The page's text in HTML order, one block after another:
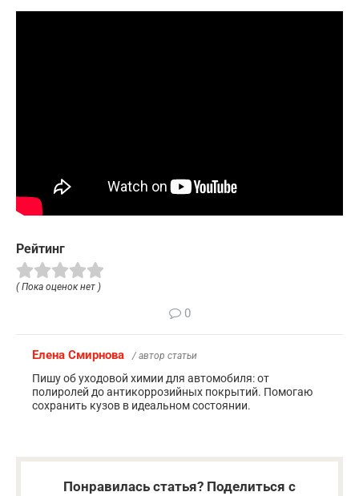
Рейтинг
( Пока оценок нет )
0
Елена Смирнова / автор статьи
Пишу об уходовой химии для автомобиля: от
полиролей до антикоррозийных покрытий. Помогаю
сохранить кузов в идеальном состоянии.
Понравилась статья? Поделиться с